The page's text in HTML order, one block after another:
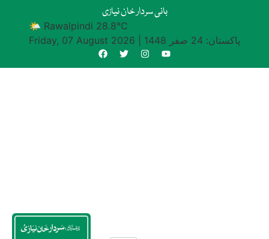
بانی سردار خان نیازی
🌤 Rawalpindi 28.8°C
Friday, 07 August 2026
پاکستان: 24 صفر 1448